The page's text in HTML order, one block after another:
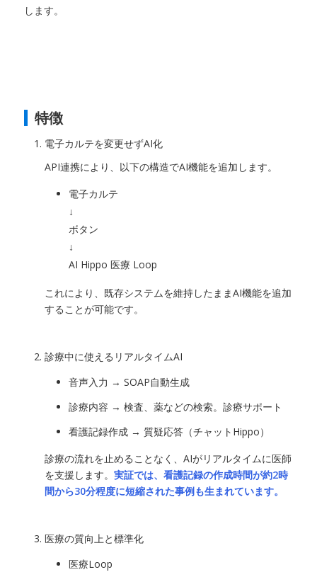
します。
特徴
電子カルテを変更せずAI化
API連携により、以下の構造でAI機能を追加します。
電子カルテ
↓
ボタン
↓
AI Hippo 医療 Loop
これにより、既存システムを維持したままAI機能を追加
することが可能です。
診療中に使えるリアルタイムAI
音声入力 → SOAP自動生成
診療内容 → 検査、薬などの検索。診療サポート
看護記録作成 → 質疑応答（チャットHippo）
診療の流れを止めることなく、AIがリアルタイムに医師
を支援します。 実証では、看護記録の作成時間が約2時
間から30分程度に短縮された事例も生まれています。
医療の質向上と標準化
医療Loop